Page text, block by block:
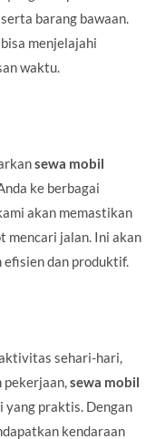
barang bawaan.
bisa menjelajahi
waktu.
sewa mobil
ke berbagai
akan memastikan
mencari jalan. Ini akan
dan produktif.
sehari-hari,
sewa mobil
praktis. Dengan
kendaraan